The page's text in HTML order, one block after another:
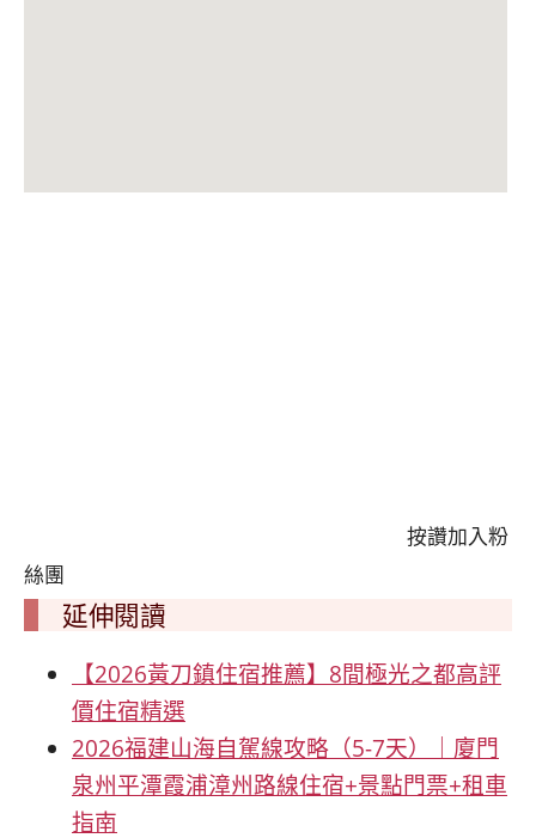
按讚加入粉
絲團
延伸閱讀
【2026黃刀鎮住宿推薦】8間極光之都高評
價住宿精選
2026福建山海自駕線攻略（5-7天）｜廈門
泉州平潭霞浦漳州路線住宿+景點門票+租車
指南